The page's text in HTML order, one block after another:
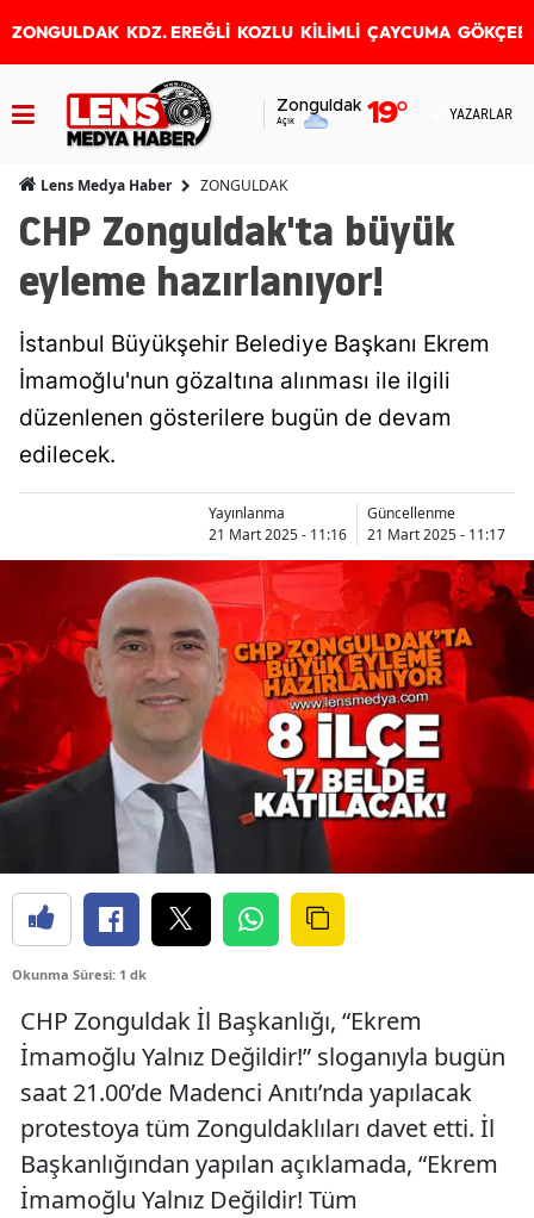
ZONGULDAK KDZ. EREĞLİ KOZLU KİLİMLİ ÇAYCUMA
Zonguldak
Açık 19° YAZARLAR
Lens Medya Haber ZONGULDAK
CHP Zonguldak'ta büyük
eyleme hazırlanıyor!
İstanbul Büyükşehir Belediye Başkanı Ekrem
İmamoğlu'nun gözaltına alınması ile ilgili
düzenlenen gösterilere bugün de devam
edilecek.
Yayınlanma
21 Mart 2025 - 11:16
Güncellenme
21 Mart 2025 - 11:17
Okunma Süresi: 1 dk
CHP Zonguldak İl Başkanlığı, “Ekrem
İmamoğlu Yalnız Değildir!” sloganıyla bugün
saat 21.00’de Madenci Anıtı’nda yapılacak
protestoya tüm Zonguldaklıları davet etti. İl
Başkanlığından yapılan açıklamada, “Ekrem
İmamoğlu Yalnız Değildir! Tüm